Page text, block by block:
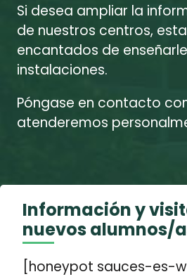
Si desea ampliar la
de nuestros centros,
encantados de
instalaciones.
Póngase en contacto
atenderemos
Información y
nuevos alumnos/
[honeypot sauces-es-